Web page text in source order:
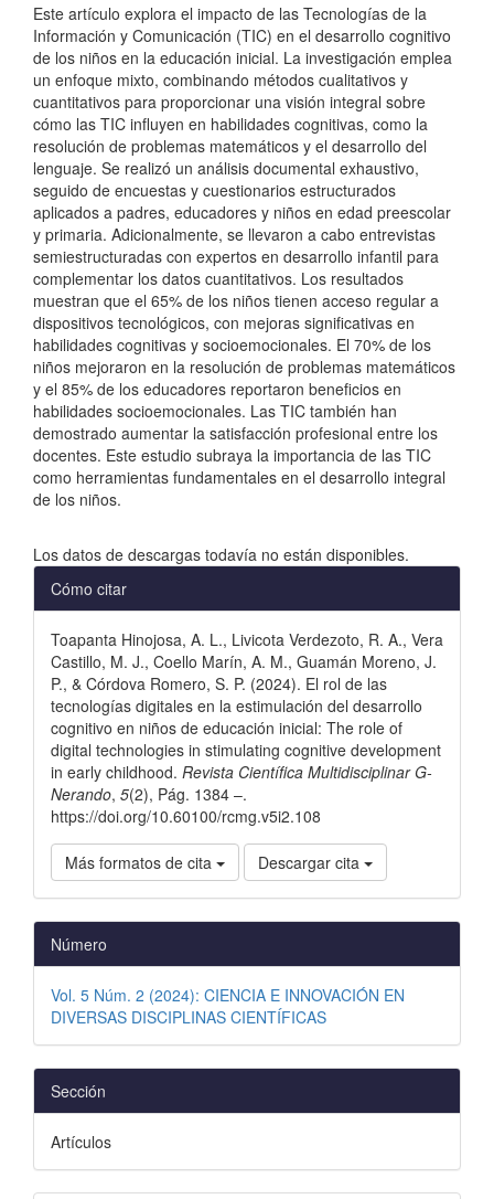
Este artículo explora el impacto de las Tecnologías de la
Información y Comunicación (TIC) en el desarrollo cognitivo
de los niños en la educación inicial. La investigación emplea
un enfoque mixto, combinando métodos cualitativos y
cuantitativos para proporcionar una visión integral sobre
cómo las TIC influyen en habilidades cognitivas, como la
resolución de problemas matemáticos y el desarrollo del
lenguaje. Se realizó un análisis documental exhaustivo,
seguido de encuestas y cuestionarios estructurados
aplicados a padres, educadores y niños en edad preescolar
y primaria. Adicionalmente, se llevaron a cabo entrevistas
semiestructuradas con expertos en desarrollo infantil para
complementar los datos cuantitativos. Los resultados
muestran que el 65% de los niños tienen acceso regular a
dispositivos tecnológicos, con mejoras significativas en
habilidades cognitivas y socioemocionales. El 70% de los
niños mejoraron en la resolución de problemas matemáticos
y el 85% de los educadores reportaron beneficios en
habilidades socioemocionales. Las TIC también han
demostrado aumentar la satisfacción profesional entre los
docentes. Este estudio subraya la importancia de las TIC
como herramientas fundamentales en el desarrollo integral
de los niños.
Los datos de descargas todavía no están disponibles.
Detalles
del
artículo
Cómo citar
Toapanta Hinojosa, A. L., Livicota Verdezoto, R. A., Vera
Castillo, M. J., Coello Marín, A. M., Guamán Moreno, J.
P., & Córdova Romero, S. P. (2024). El rol de las
tecnologías digitales en la estimulación del desarrollo
cognitivo en niños de educación inicial: The role of
digital technologies in stimulating cognitive development
in early childhood. Revista Científica Multidisciplinar G-
Nerando, 5(2), Pág. 1384 –.
https://doi.org/10.60100/rcmg.v5i2.108
Más formatos de cita Descargar cita
Número
Vol. 5 Núm. 2 (2024): CIENCIA E INNOVACIÓN EN
DIVERSAS DISCIPLINAS CIENTÍFICAS
Sección
Artículos